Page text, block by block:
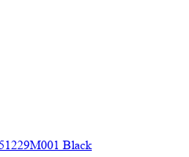
Black